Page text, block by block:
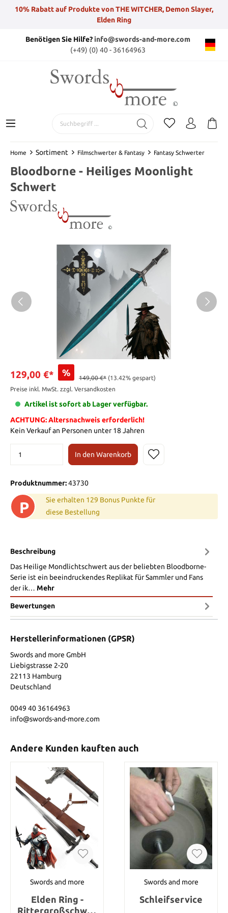
10% Rabatt auf Produkte von THE WITCHER, Demon Slayer,
Elden Ring
Benötigen Sie Hilfe?info@swords-and-more.com
(+49) (0) 40 - 36164963
Home Sortiment Filmschwerter & Fantasy Fantasy Schwerter
Bloodborne - Heiliges Moonlight
Schwert
129,00 €* %
149,00 €* (13.42% gespart)
Preise inkl. MwSt. zzgl. Versandkosten
Artikel ist sofort ab Lager verfügbar.
ACHTUNG: Altersnachweis erforderlich!
Kein Verkauf an Personen unter 18 Jahren
In den Warenkorb
Produktnummer:43730
P
Sie erhalten 129 Bonus Punkte für
diese Bestellung
Beschreibung
Das Heilige Mondlichtschwert aus der beliebten Bloodborne-
Serie ist ein beeindruckendes Replikat für Sammler und Fans
der ik… Mehr
Bewertungen
Herstellerinformationen (GPSR)
Swords and more GmbH
Liebigstrasse 2-20
22113 Hamburg
Deutschland
0049 40 36164963
info@swords-and-more.com
Andere Kunden kauften auch
Swords and more
Elden Ring -
Rittergroßschwer
Swords and more
Schleifservice